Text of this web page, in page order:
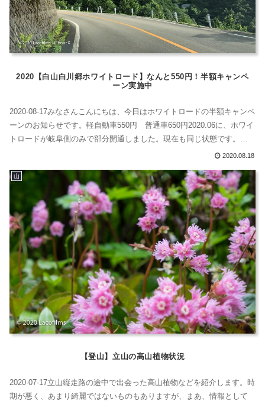
2020【白山白川郷ホワイトロード】なんと550円！半額キャンペ
ーン実施中
2020-08-17みなさんこんにちは、今日はホワイトロードの半額キャンペ
ーンのお知らせです。軽自動車550円 普通車650円2020.06に、ホワイ
トロードが岐阜側のみで部分開通しました。現在も同じ状態です。石
川県に住んでいる人は、岐阜側へ行って岐阜側から入らなければなり
また、石川県側への通行もできません。そのため、普通車は1700円...
2020.08.18
山
【登山】立山の高山植物状況
2020-07-17立山縦走路の途中で出会った高山植物などを紹介します。時
期が悪く、あまり綺麗ではないものもありますが、まあ、情報として